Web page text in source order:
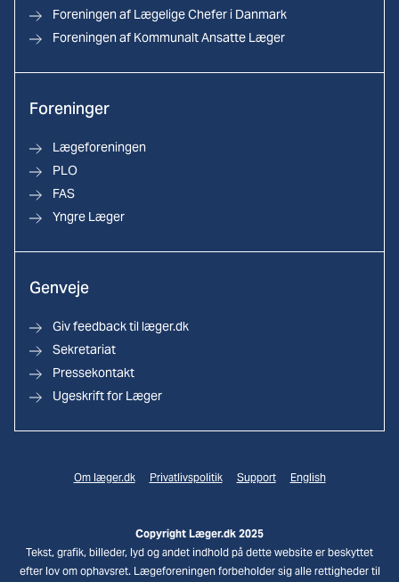
Foreningen af Lægelige Chefer i Danmark
Foreningen af Kommunalt Ansatte Læger
Foreninger
Lægeforeningen
PLO
FAS
Yngre Læger
Genveje
Giv feedback til læger.dk
Sekretariat
Pressekontakt
Ugeskrift for Læger
Om læger.dk Privatlivspolitik Support English
Copyright Læger.dk 2025
Tekst, grafik, billeder, lyd og andet indhold på dette website er beskyttet
efter lov om ophavsret. Lægeforeningen forbeholder sig alle rettigheder til